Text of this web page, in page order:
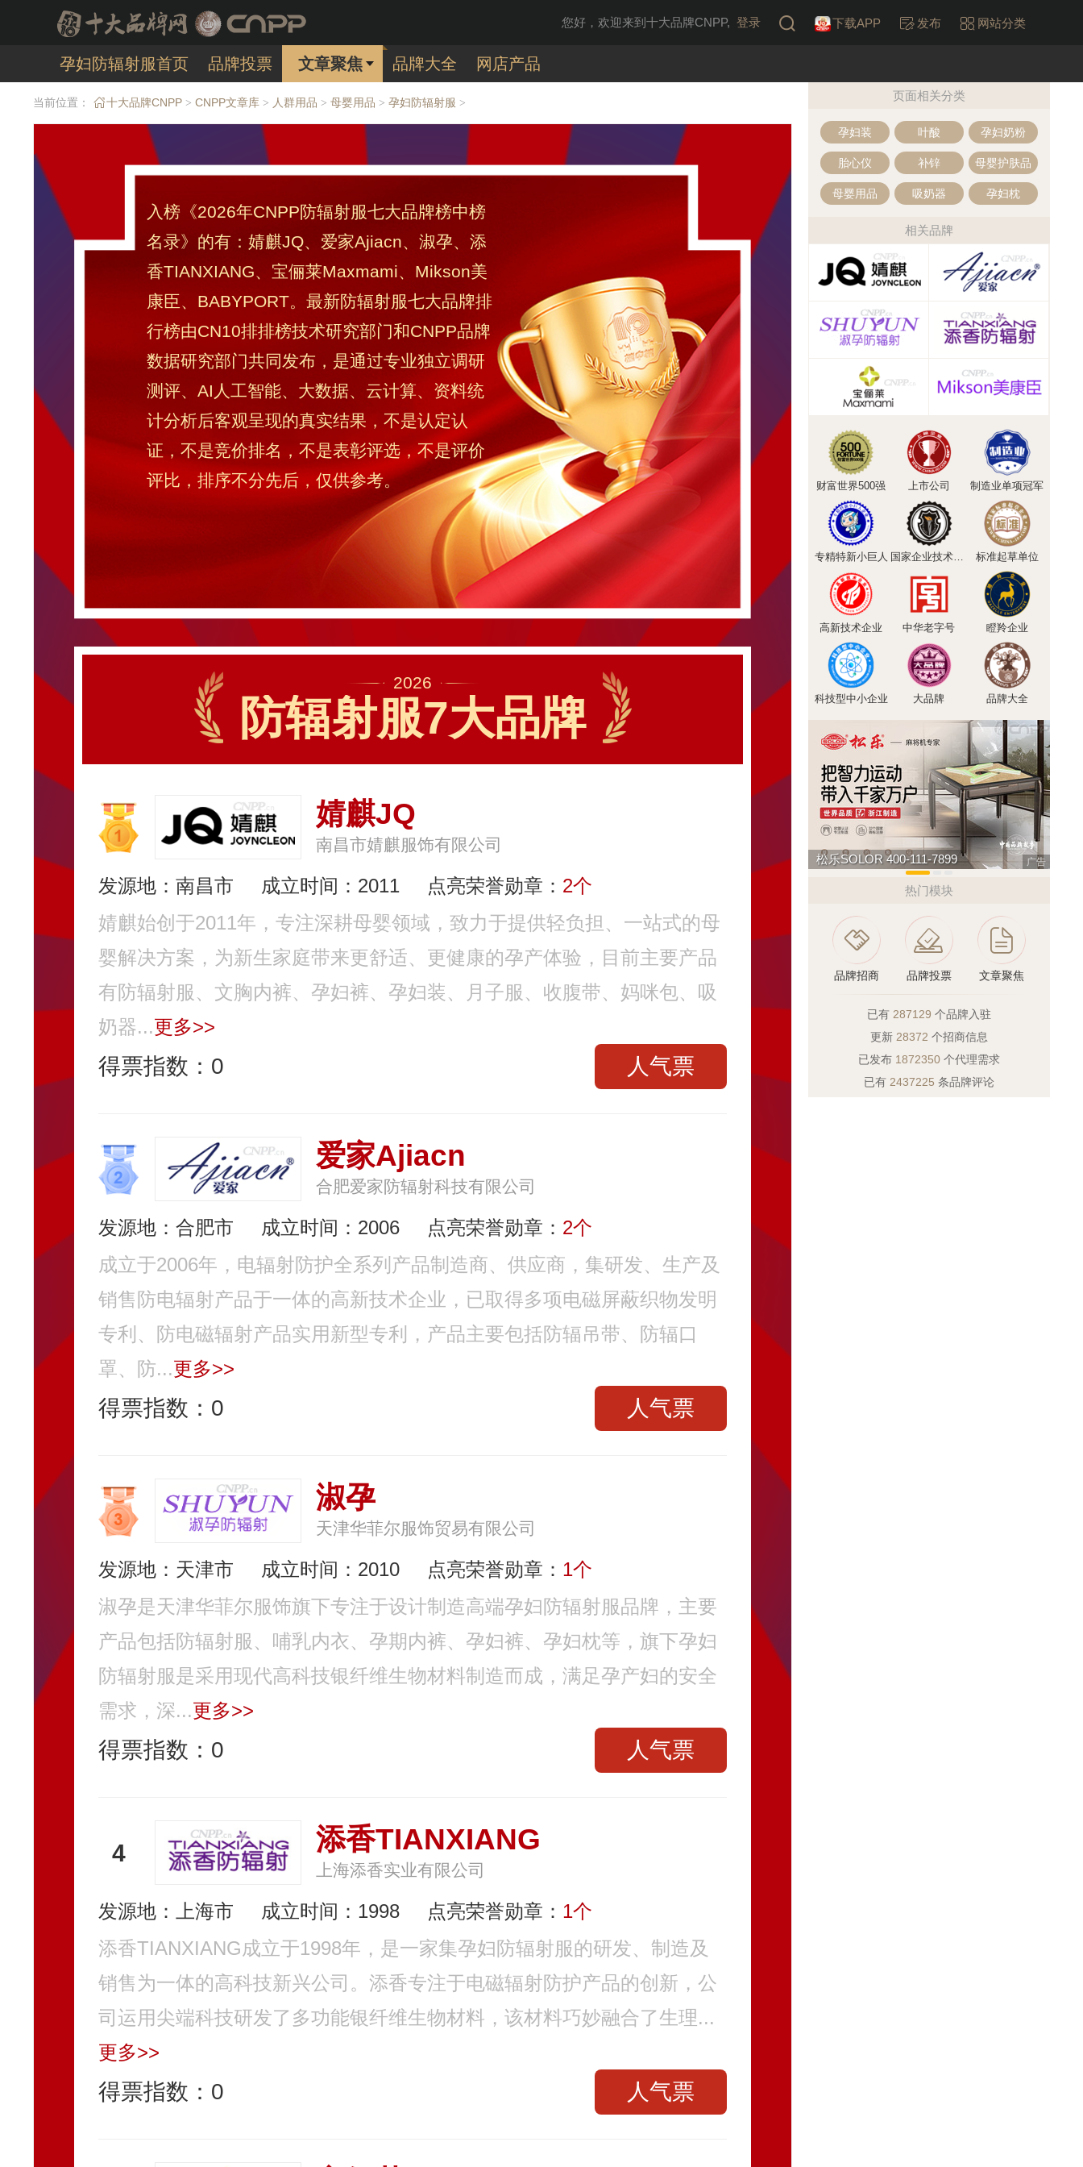
您好，欢迎来到十大品牌CNPP, 登录 下载APP 发布 网站分类
孕妇防辐射服首页 品牌投票 文章聚焦 品牌大全 网店产品
当前位置： 十大品牌CNPP > CNPP文章库 > 人群用品 > 母婴用品 > 孕妇防辐射服 >
入榜《2026年CNPP防辐射服七大品牌榜中榜
名录》的有：婧麒JQ、爱家Ajiacn、淑孕、添
香TIANXIANG、宝俪莱Maxmami、Mikson美
康臣、BABYPORT。最新防辐射服七大品牌排
行榜由CN10排排榜技术研究部门和CNPP品牌
数据研究部门共同发布，是通过专业独立调研
测评、AI人工智能、大数据、云计算、资料统
计分析后客观呈现的真实结果，不是认定认
证，不是竞价排名，不是表彰评选，不是评价
评比，排序不分先后，仅供参考。
2026
防辐射服7大品牌
婧麒JQ
南昌市婧麒服饰有限公司
发源地：南昌市 成立时间：2011 点亮荣誉勋章： 2个
婧麒始创于2011年，专注深耕母婴领域，致力于提供轻负担、一站式的母
婴解决方案，为新生家庭带来更舒适、更健康的孕产体验，目前主要产品
有防辐射服、文胸内裤、孕妇裤、孕妇装、月子服、收腹带、妈咪包、吸
奶器...更多>>
得票指数： 0 人气票
爱家Ajiacn
合肥爱家防辐射科技有限公司
发源地：合肥市 成立时间：2006 点亮荣誉勋章： 2个
成立于2006年，电辐射防护全系列产品制造商、供应商，集研发、生产及
销售防电辐射产品于一体的高新技术企业，已取得多项电磁屏蔽织物发明
专利、防电磁辐射产品实用新型专利，产品主要包括防辐吊带、防辐口
罩、防...更多>>
得票指数： 0 人气票
淑孕
天津华菲尔服饰贸易有限公司
发源地：天津市 成立时间：2010 点亮荣誉勋章： 1个
淑孕是天津华菲尔服饰旗下专注于设计制造高端孕妇防辐射服品牌，主要
产品包括防辐射服、哺乳内衣、孕期内裤、孕妇裤、孕妇枕等，旗下孕妇
防辐射服是采用现代高科技银纤维生物材料制造而成，满足孕产妇的安全
需求，深...更多>>
得票指数： 0 人气票
4 添香TIANXIANG
上海添香实业有限公司
发源地：上海市 成立时间：1998 点亮荣誉勋章： 1个
添香TIANXIANG成立于1998年，是一家集孕妇防辐射服的研发、制造及
销售为一体的高科技新兴公司。添香专注于电磁辐射防护产品的创新，公
司运用尖端科技研发了多功能银纤维生物材料，该材料巧妙融合了生理...
更多>>
得票指数： 0 人气票
页面相关分类
孕妇装 叶酸 孕妇奶粉
胎心仪 补锌 母婴护肤品
母婴用品 吸奶器 孕妇枕
相关品牌
财富世界500强 上市公司 制造业单项冠军
专精特新小巨人 国家企业技术中心 标准起草单位
高新技术企业 中华老字号 瞪羚企业
科技型中小企业 大品牌 品牌大全
松乐SOLOR 400-111-7899 广告
热门模块
品牌招商 品牌投票 文章聚焦
已有 287129 个品牌入驻
更新 28372 个招商信息
已发布 1872350 个代理需求
已有 2437225 条品牌评论